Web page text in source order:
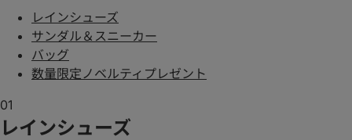
レインシューズ
サンダル＆スニーカー
バッグ
数量限定ノベルティプレゼント
01
レインシューズ